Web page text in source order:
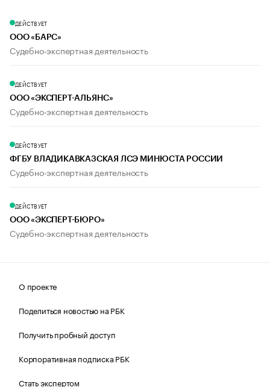
ДЕЙСТВУЕТ
ООО «БАРС»
Судебно-экспертная деятельность
ДЕЙСТВУЕТ
ООО «ЭКСПЕРТ-АЛЬЯНС»
Судебно-экспертная деятельность
ДЕЙСТВУЕТ
ФГБУ ВЛАДИКАВКАЗСКАЯ ЛСЭ МИНЮСТА РОССИИ
Судебно-экспертная деятельность
ДЕЙСТВУЕТ
ООО «ЭКСПЕРТ-БЮРО»
Судебно-экспертная деятельность
О проекте
Поделиться новостью на РБК
Получить пробный доступ
Корпоративная подписка РБК
Стать экспертом